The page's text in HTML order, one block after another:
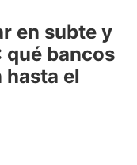
en subte y
qué bancos
el